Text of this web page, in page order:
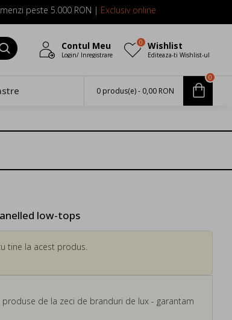
peste 5.000 RON | Exclusiv online
Contul Meu
Login/ Inregistrare
Wishlist
Editeaza-ti Wishlist-ul
0
0 produs(e) - 0,00 RON
0
low-tops
de la zeci de branduri de lux - garantam
tine la acest produs.